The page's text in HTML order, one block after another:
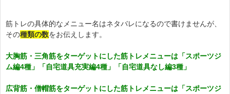
筋トレの具体的なメニュー名はネタバレになるので書けませんが、
その種類の数をお伝えします。
大胸筋・三角筋をターゲットにした筋トレメニューは「スポーツジ
ム編4種」「自宅道具充実編4種」「自宅道具なし編3種」
広背筋・僧帽筋をターゲットにした筋トレメニューは「スポーツジ